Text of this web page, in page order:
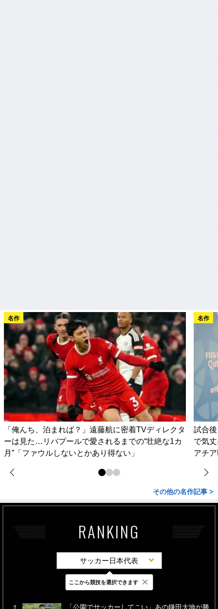
名作
「俺んち、泊まれば？」遠藤航に密着TVディレクタ
ーは見た…リバプールで愛されるまでの“壮絶な1カ
月”「ファウルしないとかあり得ない」
名作
試合
で気
アチ
その他の名作記事 >
RANKING
サッカー日本代表
最新 24時間 週間
「公園でサッカーしてこい」あの鎌田大地が勝
ここから競技を選択できます ×